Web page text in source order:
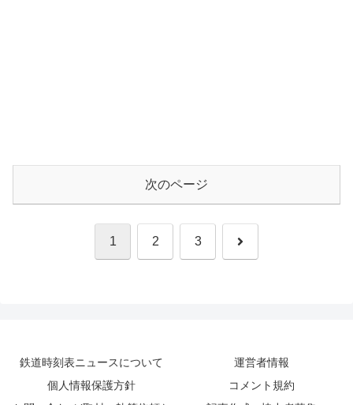
次のページ
1 2 3 次
鉄道時刻表ニュースについて
運営者情報
個人情報保護方針
コメント規約